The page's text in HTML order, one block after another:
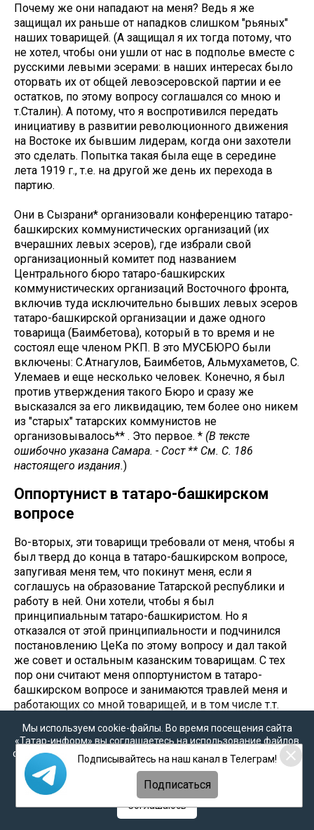
Почему же они нападают на меня? Ведь я же
защищал их раньше от нападков слишком "рьяных"
наших товарищей. (А защищал я их тогда потому, что
не хотел, чтобы они ушли от нас в подполье вместе с
русскими левыми эсерами: в наших интересах было
оторвать их от общей левоэсеровской партии и ее
остатков, по этому вопросу соглашался со мною и
т.Сталин). А потому, что я воспротивился передать
инициативу в развитии революционного движения
на Востоке их бывшим лидерам, когда они захотели
это сделать. Попытка такая была еще в середине
лета 1919 г., т.е. на другой же день их перехода в
партию.
Они в Сызрани* организовали конференцию татаро-
башкирских коммунистических организаций (их
вчерашних левых эсеров), где избрали свой
организационный комитет под названием
Центрального бюро татаро-башкирских
коммунистических организаций Восточного фронта,
включив туда исключительно бывших левых эсеров
татаро-башкирской организации и даже одного
товарища (Баимбетова), который в то время и не
состоял еще членом РКП. В это МУСБЮРО были
включены: С.Атнагулов, Баимбетов, Альмухаметов, С.
Улемаев и еще несколько человек. Конечно, я был
против утверждения такого Бюро и сразу же
высказался за его ликвидацию, тем более оно никем
из "старых" татарских коммунистов не
организовывалось** . Это первое. * (В тексте
ошибочно указана Самара. - Сост ** См. С. 186
настоящего издания.)
Оппортунист в татаро-башкирском
вопросе
Во-вторых, эти товарищи требовали от меня, чтобы я
был тверд до конца в татаро-башкирском вопросе,
запугивая меня тем, что покинут меня, если я
соглашусь на образование Татарской республики и
работу в ней. Они хотели, чтобы я был
принципиальным татаро-башкиристом. Но я
отказался от этой принципиальности и подчинился
постановлению ЦеКа по этому вопросу и дал такой
же совет и остальным казанским товарищам. С тех
пор они считают меня оппортунистом в татаро-
башкирском вопросе и занимаются травлей меня и
работающих со мной товарищей, и в том числе т.т.
нападают еще и потому, что во время конфликта,
возникшего в 1918г. между тат.-башк. левыми
эсерами и т. Эльциным в Уфе, они предлагали
Брундукову выступить во главе татарского полка
против большевиков, тот был беспартийным,
сочувствовал большевикам и отказался от этого и
сообщил обо всем т. Эльцину).
Мы используем cookie-файлы. Во время посещения сайта
«Татар-информ» вы соглашаетесь на использование файлов
cookie в соответствии с настоящим уведомлением, согласием
наобработку персональных данных,Политикой о
персональных данных
Политикой конфиденциальности
Соглашаюсь
Подписывайтесь на наш канал в Телеграм!
Подписаться